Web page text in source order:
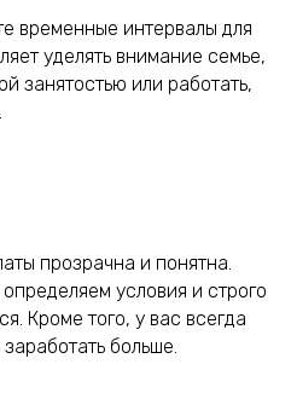
временные интервалы для
уделять внимание семье,
занятостью или работать,
прозрачна и понятна.
условия и строго
Кроме того, у вас всегда
больше.